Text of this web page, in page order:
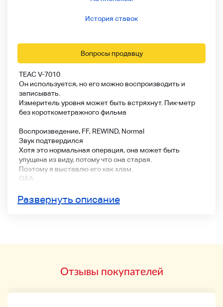
История ставок
Вопросы продавцу
TEAC V-7010
Он используется, но его можно воспроизводить и
записывать.
Измеритель уровня может быть встряхнут. Пик-метр
без короткометражного фильма
Воспроизведение, FF, REWIND, Normal
Звук подтвердился
Хотя это нормальная операция, она может быть
упущена из виду, потому что она старая.
Поэтому я выставлю его как хлам.
Q&A
* Оборудование, показанное выше и ниже, не
экспонируется.
Развернуть описание
Отзывы покупателей